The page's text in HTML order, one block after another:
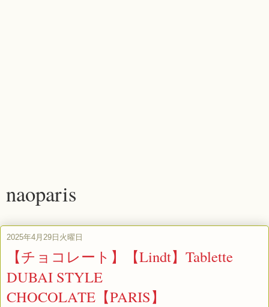
naoparis
2025年4月29日火曜日
【チョコレート】【Lindt】Tablette
DUBAI STYLE
CHOCOLATE【PARIS】